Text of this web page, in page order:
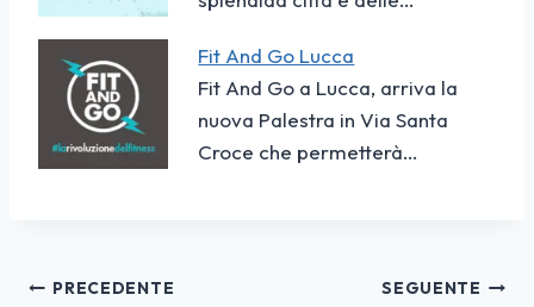
Fit And Go Lucca
Fit And Go a Lucca, arriva la
nuova Palestra in Via Santa
Croce che permetterà…
Navigazione
PRECEDENTE SEGUENTE